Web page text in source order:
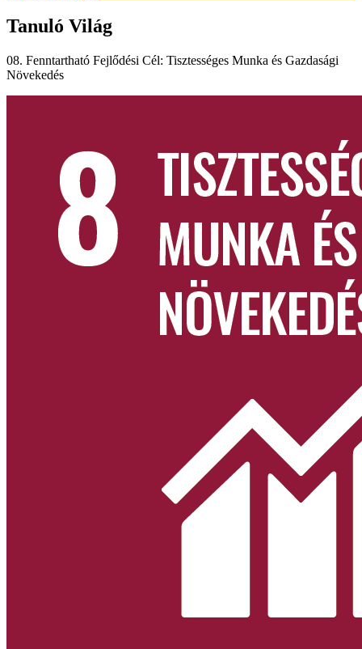
Tanuló Világ
08. Fenntartható Fejlődési Cél: Tisztességes Munka és Gazdasági
Növekedés